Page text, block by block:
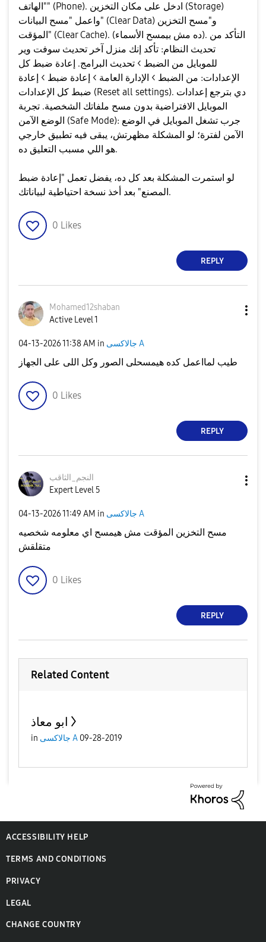
"الهاتف" (Phone). ​ادخل على مكان التخزين (Storage)
واعمل "مسح البيانات" (Clear Data) و"مسح التخزين
المؤقت" (Clear Cache). (ده مش بيمسح الأسماء). ​التأكد من
تحديث النظام: تأكد إنك منزل آخر تحديث سوفت وير
للموبايل من الضبط > تحديث البرامج. ​إعادة ضبط كل
الإعدادات: من الضبط > الإدارة العامة > إعادة ضبط > إعادة
ضبط كل الإعدادات (Reset all settings). دي بترجع إعدادات
الموبايل الافتراضية بدون مسح ملفاتك الشخصية. ​تجربة
الوضع الآمن (Safe Mode): جرب تشغل الموبايل في الوضع
الآمن لفترة؛ لو المشكلة مظهرتش، يبقى فيه تطبيق خارجي
هو اللي مسبب التعليق ده.
​لو استمرت المشكلة بعد كل ده، يفضل تعمل "إعادة ضبط
المصنع" بعد أخذ نسخة احتياطية لبياناتك.
0 Likes
REPLY
Mohamed12shaban
Active Level 1
‎04-13-202611:38 AM in جالاكسى A
طيب لمااعمل كده هيمسحلى الصور وكل اللى على الجهاز
0 Likes
REPLY
النجم_الثاقب
Expert Level 5
‎04-13-202611:49 AM in جالاكسى A
مسح التخزين المؤقت مش هيمسح اي معلومه شخصيه
متقلقش
0 Likes
REPLY
Related Content
ابو معاذ
in جالاكسى A 09-28-2019
ACCESSIBILITY HELP
TERMS AND CONDITIONS
PRIVACY
LEGAL
CHANGE COUNTRY